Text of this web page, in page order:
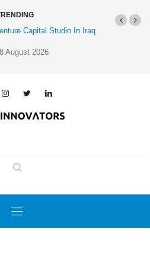
Capital Studio In Iraq
8 August 2026